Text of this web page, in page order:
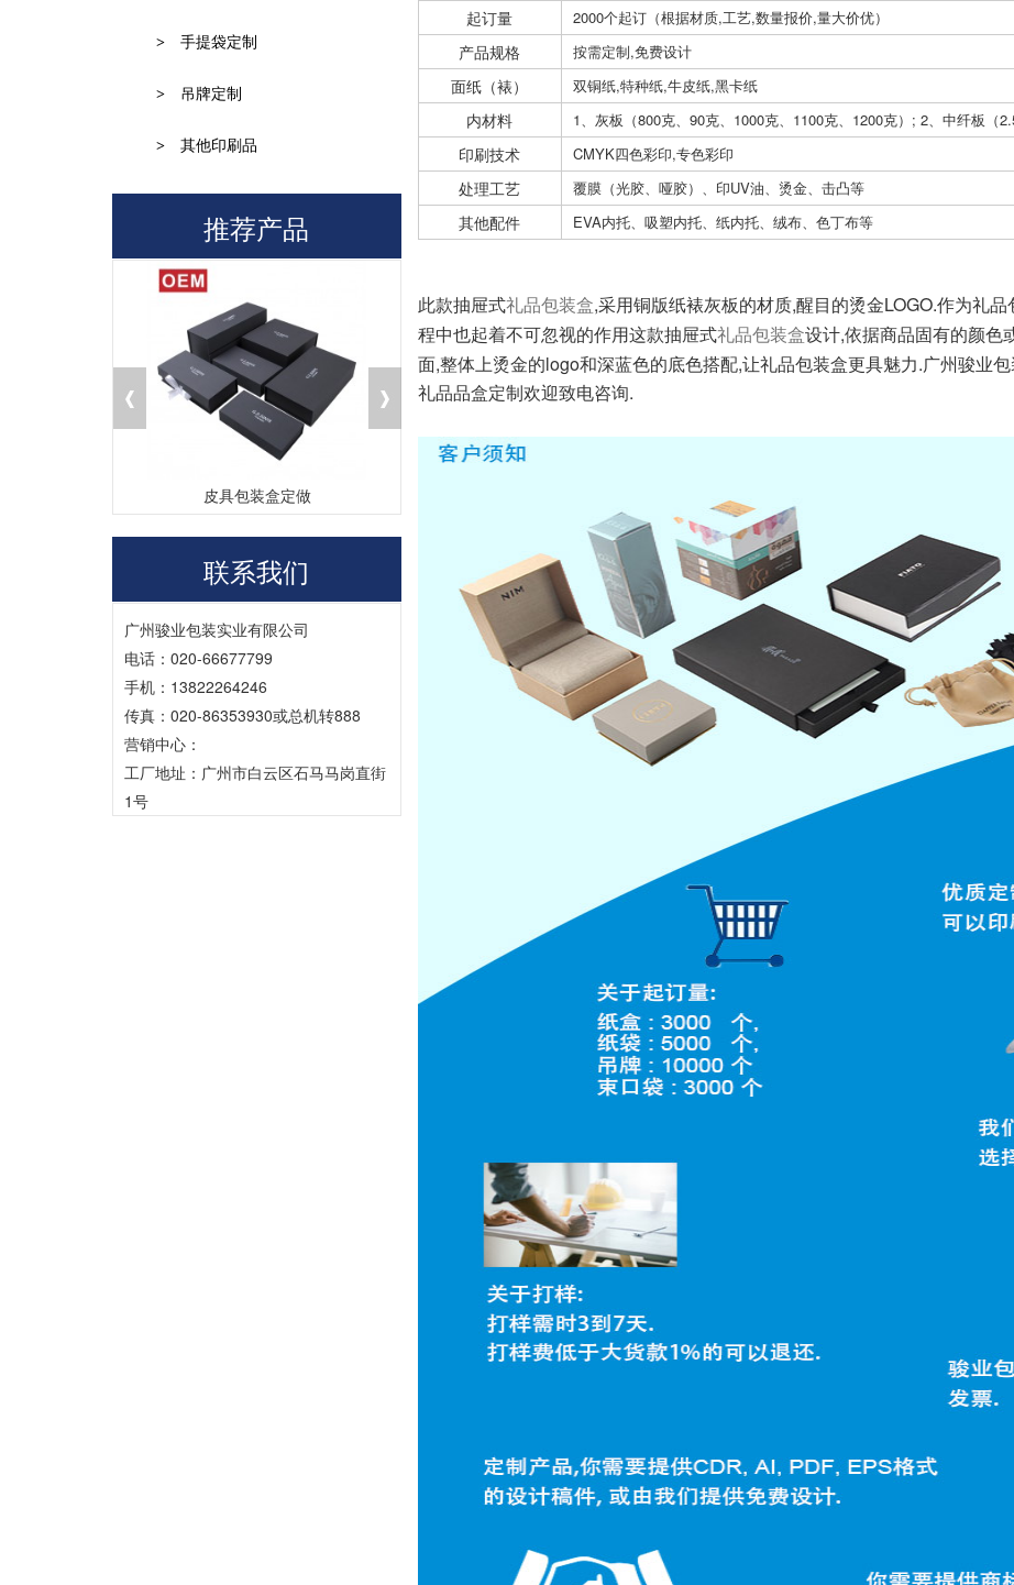
> 手提袋定制
> 吊牌定制
> 其他印刷品
推荐产品
皮具包装盒定做
联系我们
广州骏业包装实业有限公司
电话：020-66677799
手机：13822264246
传真：020-86353930或总机转888
营销中心：
工厂地址：广州市白云区石马马岗直街
1号
起订量
2000个起订（根据材质,工艺,数量报价,量大价优）
产品规格 按需定制,免费设计
面纸（裱） 双铜纸,特种纸,牛皮纸,黑卡纸
内材料 1、灰板（800克、90克、1000克、1100克、1200克）; 2、中纤板（
印刷技术 CMYK四色彩印,专色彩印
处理工艺 覆膜（光胶、哑胶）、印UV油、烫金、击凸等
其他配件 EVA内托、吸塑内托、纸内托、绒布、色丁布等
此款抽屉式礼品包装盒,采用铜版纸裱灰板的材质,醒目的烫金LOGO.作为礼品
程中也起着不可忽视的作用这款抽屉式礼品包装盒设计,依据商品固有的颜色
面,整体上烫金的logo和深蓝色的底色搭配,让礼品包装盒更具魅力.广州骏业
礼品品盒定制欢迎致电咨询.